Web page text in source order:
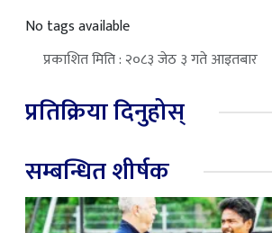
No tags available
प्रकाशित मिति : २०८३ जेठ ३ गते आइतबार
प्रतिक्रिया दिनुहोस्
सम्बन्धित शीर्षक